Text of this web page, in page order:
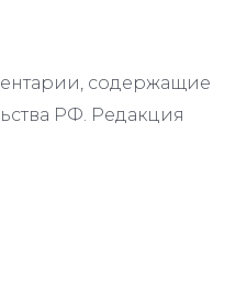
содержащие
РФ. Редакция